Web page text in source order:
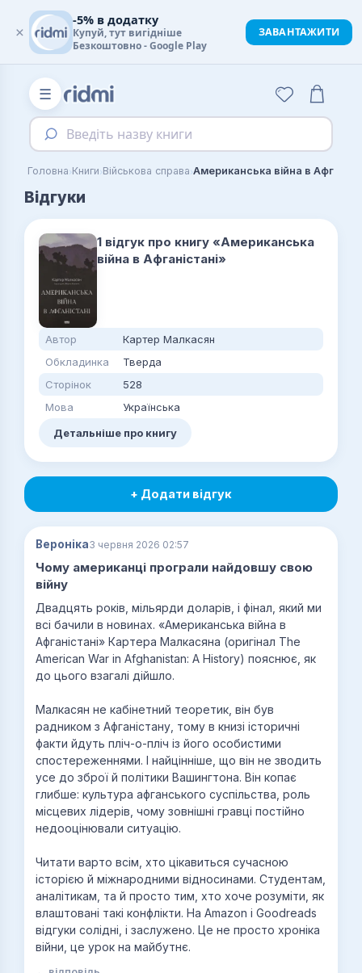
☰
Введіть назву книги
Головна›Книги›Військова справа›Американська війна в
Відгуки
1 відгук про книгу «Американська
війна в Афганістані»
Автор
Картер Малкасян
Обкладинка
Тверда
Сторінок
528
Мова
Українська
Детальніше про книгу
+ Додати відгук
Вероніка3 червня 2026 02:57
Чому американці програли найдовшу свою
війну
Двадцять років, мільярди доларів, і фінал, який ми
всі бачили в новинах. «Американська війна в
Афганістані» Картера Малкасяна (оригінал The
American War in Afghanistan: A History) пояснює, як
до цього взагалі дійшло.
Малкасян не кабінетний теоретик, він був
радником з Афганістану, тому в книзі історичні
факти йдуть пліч-о-пліч із його особистими
спостереженнями. І найцінніше, що він не зводить
усе до зброї й політики Вашингтона. Він копає
глибше: культура афганського суспільства, роль
місцевих лідерів, чому зовнішні гравці постійно
недооцінювали ситуацію.
Читати варто всім, хто цікавиться сучасною
історією й міжнародними відносинами. Студентам,
аналітикам, та й просто тим, хто хоче розуміти, як
влаштовані такі конфлікти. На Amazon і Goodreads
відгуки солідні, і заслужено. Це не просто хроніка
війни, це урок на майбутнє.
×
-5% в додатку
Купуй, тут вигідніше
Безкоштовно - Google Play
ЗАВАНТАЖИТИ